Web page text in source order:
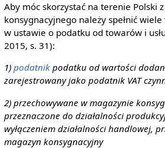
Aby móc skorzystać na terenie Polski
konsygnacyjnego należy spełnić
w ustawie o podatku od towarów i
2015, s. 31):
1) podatnikpodatku od wartości
zarejestrowany jako podatnik VAT
2) przechowywane w magazynie
przeznaczone do działalności
wyłączeniem działalności handlowej,
magazyn konsygnacyjny